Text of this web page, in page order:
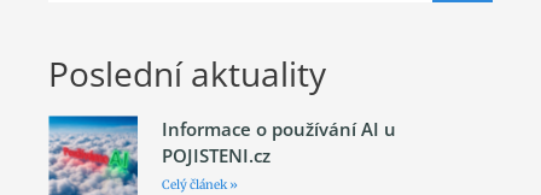
Poslední aktuality
Informace o používání AI u
POJISTENI.cz
Celý článek »